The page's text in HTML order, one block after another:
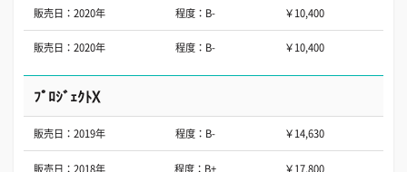
販売日：2020年 程度：B- ￥10,400
販売日：2020年 程度：B- ￥10,400
ﾌﾟﾛｼﾞｪｸﾄX
販売日：2019年 程度：B- ￥14,630
販売日：2018年 程度：B+ ￥17,800